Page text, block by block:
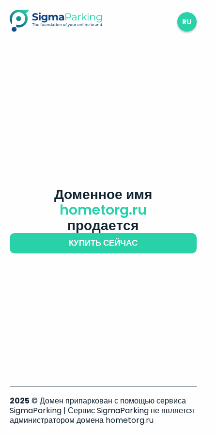
RU
Доменное имя
hometorg.ru
продается
КУПИТЬ СЕЙЧАС
2025 © Домен припаркован с помощью сервиса
SigmaParking | Сервис SigmaParking не является
администратором домена hometorg.ru